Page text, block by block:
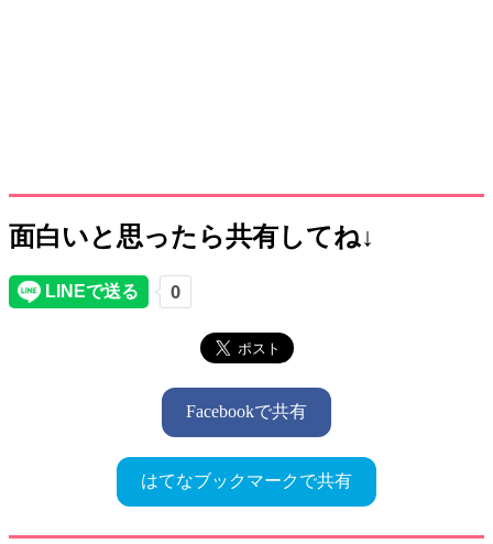
面白いと思ったら共有してね↓
Facebookで共有
はてなブックマークで共有